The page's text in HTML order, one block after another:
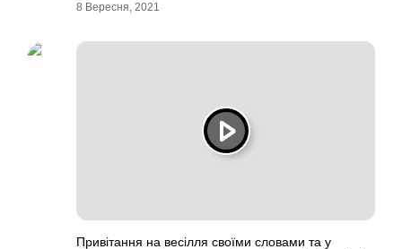
8 Вересня, 2021
Привітання на весілля своїми словами та у